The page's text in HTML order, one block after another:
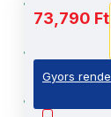
73,790 Ft
Gyors
Szuper
400W